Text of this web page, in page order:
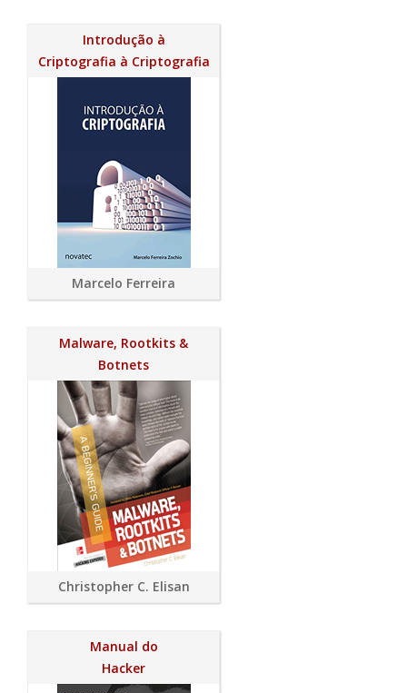
Introdução à
Criptografia à Criptografia
Marcelo Ferreira
Malware, Rootkits &
Botnets
Christopher C. Elisan
Manual do
Hacker